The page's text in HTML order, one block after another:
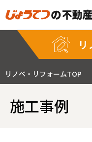
リノベ・リフォームTOP
施工事例